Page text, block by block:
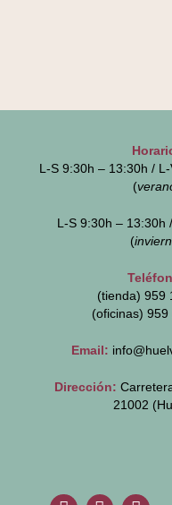
L-S 9:30h – 13:30h /
(
L-S 9:30h – 13:30h
(
(tienda) 959
(oficinas) 959
Email:
Dirección:
21002